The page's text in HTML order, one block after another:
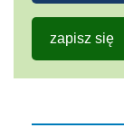
zapisz się